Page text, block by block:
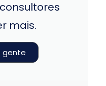
mais.
gente